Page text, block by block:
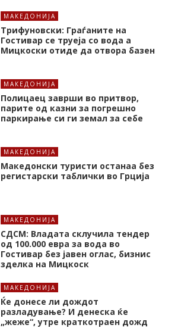
МАКЕДОНИЈА
Трифуновски: Граѓаните на
Гостивар се труеја со вода а
Мицкоски отиде да отвора базен
МАКЕДОНИЈА
Полицаец заврши во притвор,
парите од казни за погрешно
паркирање си ги земал за себе
МАКЕДОНИЈА
Македонски туристи останаа без
регистарски таблички во Грција
МАКЕДОНИЈА
СДСМ: Владата склучила тендер
од 100.000 евра за вода во
Гостивар без јавен оглас, бизнис
зделка на Мицкоск
МАКЕДОНИЈА
Ќе донесе ли дождот
разладување? И денеска ќе
„жеже“, утре краткотраен дожд